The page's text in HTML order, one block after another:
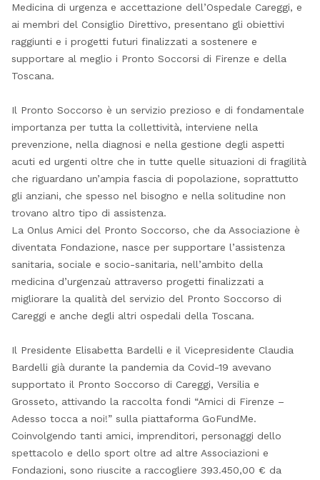
Medicina di urgenza e accettazione dell’Ospedale Careggi, e
ai membri del Consiglio Direttivo, presentano gli obiettivi
raggiunti e i progetti futuri finalizzati a sostenere e
supportare al meglio i Pronto Soccorsi di Firenze e della
Toscana.
Il Pronto Soccorso è un servizio prezioso e di fondamentale
importanza per tutta la collettività, interviene nella
prevenzione, nella diagnosi e nella gestione degli aspetti
acuti ed urgenti oltre che in tutte quelle situazioni di fragilità
che riguardano un’ampia fascia di popolazione, soprattutto
gli anziani, che spesso nel bisogno e nella solitudine non
trovano altro tipo di assistenza.
La Onlus Amici del Pronto Soccorso, che da Associazione è
diventata Fondazione, nasce per supportare l’assistenza
sanitaria, sociale e socio-sanitaria, nell’ambito della
medicina d’urgenzaù attraverso progetti finalizzati a
migliorare la qualità del servizio del Pronto Soccorso di
Careggi e anche degli altri ospedali della Toscana.
Il Presidente Elisabetta Bardelli e il Vicepresidente Claudia
Bardelli già durante la pandemia da Covid-19 avevano
supportato il Pronto Soccorso di Careggi, Versilia e
Grosseto, attivando la raccolta fondi “Amici di Firenze –
Adesso tocca a noi!” sulla piattaforma GoFundMe.
Coinvolgendo tanti amici, imprenditori, personaggi dello
spettacolo e dello sport oltre ad altre Associazioni e
Fondazioni, sono riuscite a raccogliere 393.450,00 € da